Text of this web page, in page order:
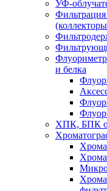
УФ-
и белка
ХПК, БПК